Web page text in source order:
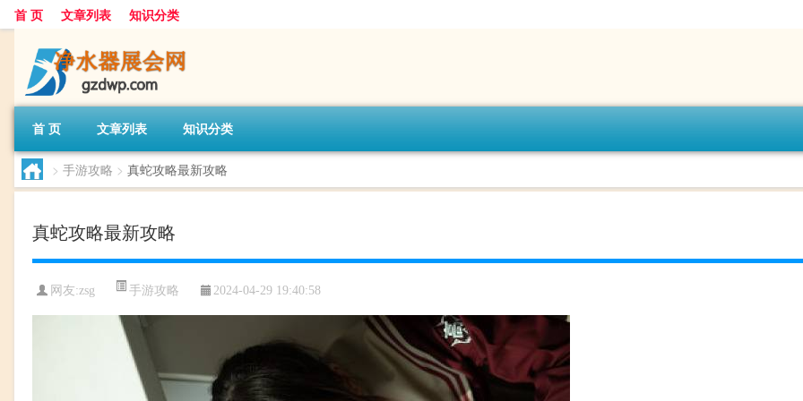
首 页 文章列表 知识分类
首 页 文章列表 知识分类
> 手游攻略 > 真蛇攻略最新攻略
真蛇攻略最新攻略
网友:zsg 手游攻略 2024-04-29 19:40:58